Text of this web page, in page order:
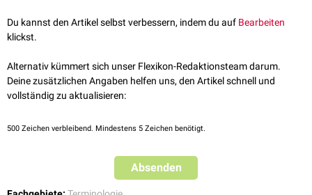
Du kannst den Artikel selbst verbessern, indem du auf Bearbeiten
klickst.
Alternativ kümmert sich unser Flexikon-Redaktionsteam darum.
Deine zusätzlichen Angaben helfen uns, den Artikel schnell und
vollständig zu aktualisieren:
500 Zeichen verbleibend. Mindestens 5 Zeichen benötigt.
Absenden